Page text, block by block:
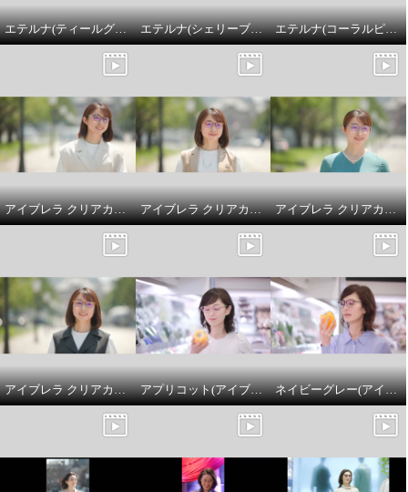
遠くも手元も快適な視界！ 美し
いデザインで瞳を守る ルーペ機
ペサングラス アジャスト
ロイヤルオリーブ
¥0
エテルナ(ティールグリーン) エテルナ(シェリーブラウン) エテルナ(コーラルピンク)
アイブレラ クリアカノン ダルメシアン アイブレラ クリアカノン ピンクブラウン アイブレラ クリアカノン ライトグレー
アイブレラ クリアカノン ゴールドベージュ アプリコット(アイブレラルーペサングラスアジャスト) ネイビーグレー(アイブレラルーペサングラスアジャスト)